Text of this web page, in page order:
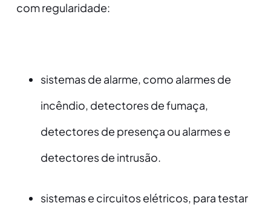
com regularidade:
sistemas de alarme, como alarmes de
incêndio, detectores de fumaça,
detectores de presença ou alarmes e
detectores de intrusão.
sistemas e circuitos elétricos, para testar